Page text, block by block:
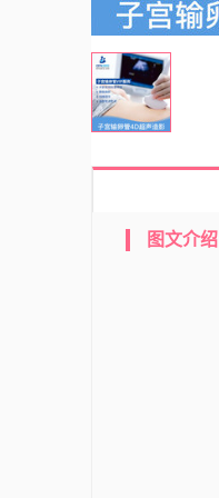
图文介绍